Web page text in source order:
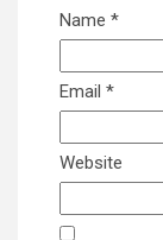
Name *
Email *
Website